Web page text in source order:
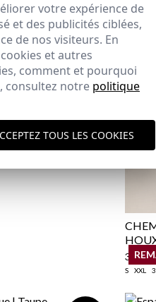
Politique d'expédition
ici
34,95
S XXL
votre expérience de
et des publicités ciblées,
de nos visiteurs. En
et autres
comment et pourquoi
consultez notre politique
TOUS LES COOKIES